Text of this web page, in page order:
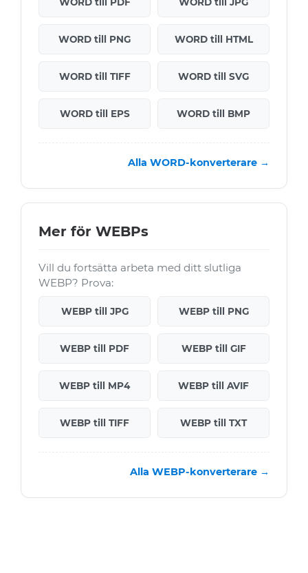
WORD till PNG WORD till HTML
WORD till TIFF WORD till SVG
WORD till EPS WORD till BMP
Alla WORD-konverterare →
Mer för WEBPs
Vill du fortsätta arbeta med ditt slutliga
WEBP? Prova:
WEBP till JPG WEBP till PNG
WEBP till PDF WEBP till GIF
WEBP till MP4 WEBP till AVIF
WEBP till TIFF WEBP till TXT
Alla WEBP-konverterare →